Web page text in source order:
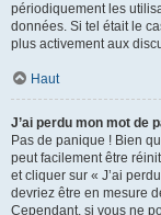
périodiquement les
données. Si tel était le
plus activement aux
Haut
J’ai perdu mon mot de
Pas de panique ! Bien
peut facilement être
et cliquer sur « J’ai
devriez être en mesure
Cependant, si vous ne